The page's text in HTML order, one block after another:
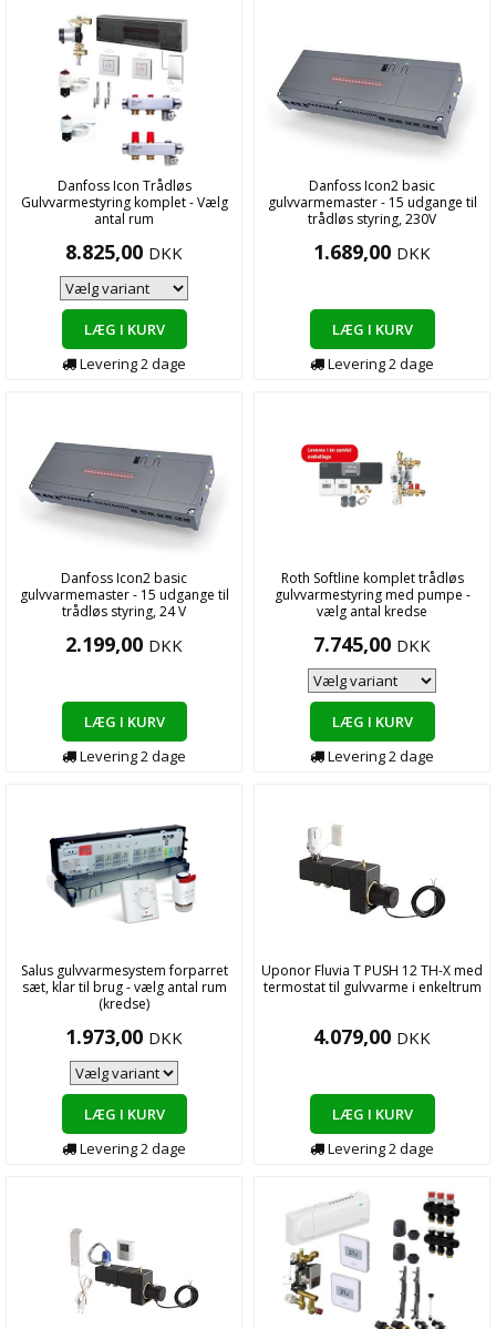
Danfoss Icon Trådløs
Gulvvarmestyring komplet - Vælg
antal rum
8.825,00 DKK
LÆG I KURV
Levering2dage
Danfoss Icon2 basic
gulvvarmemaster - 15 udgange til
trådløs styring, 230V
1.689,00 DKK
LÆG I KURV
Levering2dage
Danfoss Icon2 basic
gulvvarmemaster - 15 udgange til
trådløs styring, 24 V
2.199,00 DKK
LÆG I KURV
Levering2dage
Roth Softline komplet trådløs
gulvvarmestyring med pumpe -
vælg antal kredse
7.745,00 DKK
LÆG I KURV
Levering2dage
Salus gulvvarmesystem forparret
sæt, klar til brug - vælg antal rum
(kredse)
1.973,00 DKK
LÆG I KURV
Levering2dage
Uponor Fluvia T PUSH 12 TH-X med
termostat til gulvvarme i enkeltrum
4.079,00 DKK
LÆG I KURV
Levering2dage